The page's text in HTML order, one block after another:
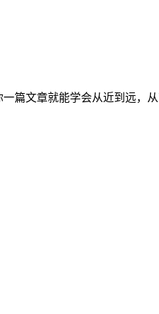
篇文章就能学会从近到远，